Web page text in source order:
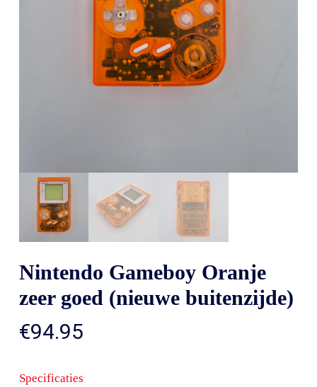
Nintendo Gameboy Oranje
zeer goed (nieuwe buitenzijde)
€94.95
Specificaties